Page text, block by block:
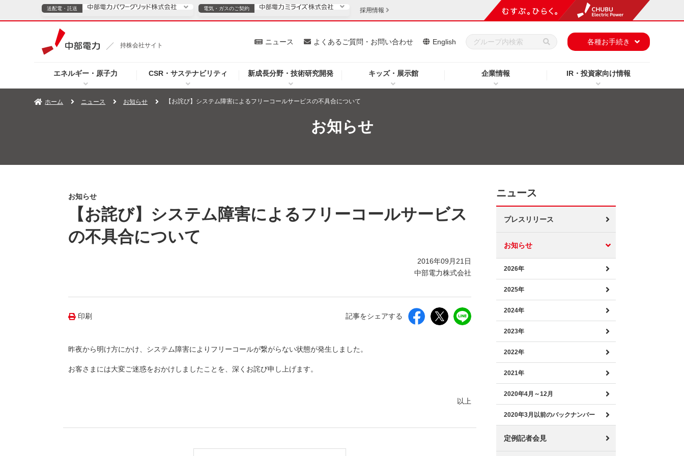
持株会社サイト
エネルギー・原子力 CSR・サステナビリティ 新成長分野・技術研究開発 キッズ・展示館 企業情報 IR・投資家向け情報
ニュース よくあるご質問・お問い合わせ English 各種お手続き
送配電・託送
TOPページへ ご案内 安定供給
企業情報
ニュース（新しいウィンドウを開きます）
よくあるご質問・お問い合わせ
電気・ガスのご契約
電気・ガスのご契約
TOPページへ 個人のお客さま 法人のお客さま
採用情報
ホーム ニュース お知らせ 【お詫び】システム障害によるフリーコールサービスの不具合について
お知らせ
お知らせ
【お詫び】システム障害によるフリーコールサービス
の不具合について
2016年09月21日
中部電力株式会社
印刷 記事をシェアする
昨夜から明け方にかけ、システム障害によりフリーコールが繋がらない状態が発生しました。
お客さまには大変ご迷惑をおかけしましたことを、深くお詫び申し上げます。
以上
ニュース
プレスリリース
お知らせ
2026年
2025年
2024年
2023年
2022年
2021年
2020年4月～12月
2020年3月以前のバックナンバー
定例記者会見